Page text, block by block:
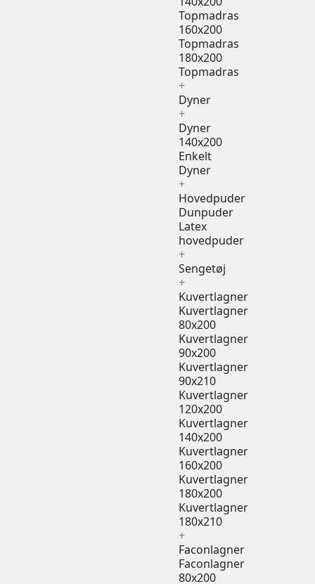
Topmadras
160x200
Topmadras
180x200
Topmadras
+
Dyner
+
Dyner
140x200
Enkelt
Dyner
+
Hovedpuder
Dunpuder
Latex
hovedpuder
+
Sengetøj
+
Kuvertlagner
Kuvertlagner
80x200
Kuvertlagner
90x200
Kuvertlagner
90x210
Kuvertlagner
120x200
Kuvertlagner
140x200
Kuvertlagner
160x200
Kuvertlagner
180x200
Kuvertlagner
180x210
+
Faconlagner
Faconlagner
80x200